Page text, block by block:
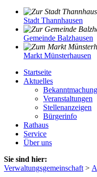
Stadt Thannhausen
Gemeinde Balzhausen
Markt Münsterhausen
Startseite
Aktuelles
Veranstaltungen
Stellenanzeigen
Bürgerinfo
Rathaus
Service
Über uns
Sie sind hier:
Verwaltungsgemeinschaft >